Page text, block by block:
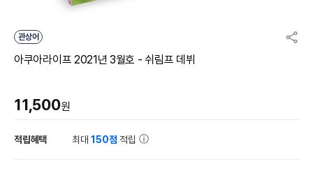
관상어
아쿠아라이프 2021년 3월호 - 쉬림프 데뷔
11,500원
적립혜택 최대150점 적립